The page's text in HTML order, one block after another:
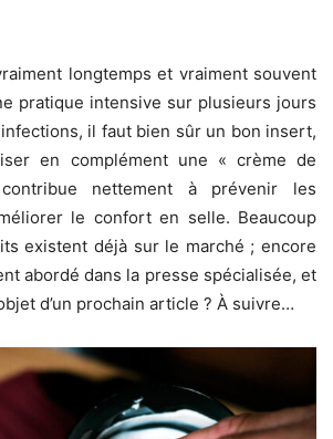
longtemps et vraiment souvent
pratique intensive sur plusieurs jours
il faut bien sûr un bon insert,
en complément une « crème de
nettement à prévenir les
le confort en selle. Beaucoup
existent déjà sur le marché ; encore
abordé dans la presse spécialisée, et
d’un prochain article ? À suivre…